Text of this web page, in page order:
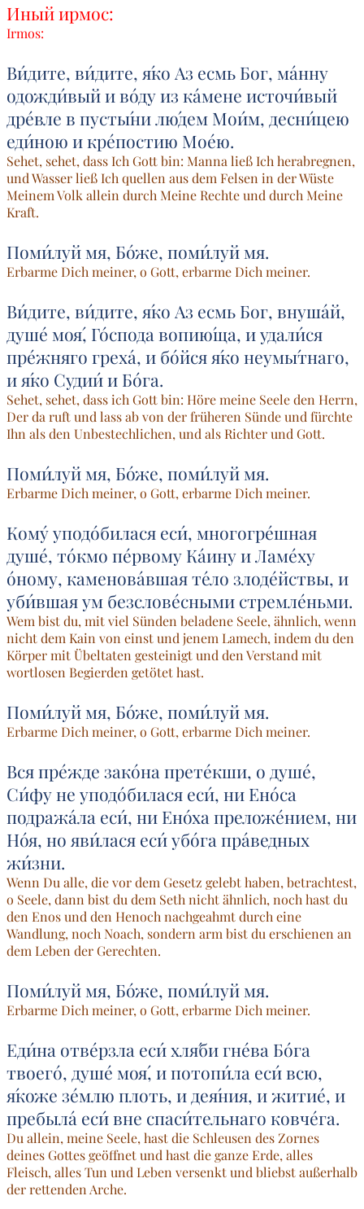
Иный ирмос:
Irmos:
Ви́дите, ви́дите, я́ко Аз есмь Бог, ма́нну
одожди́вый и во́ду из ка́мене источи́вый
дре́вле в пусты́ни лю́дем Мои́м, десни́цею
еди́ною и кре́постию Мое́ю.
Sehet, sehet, dass Ich Gott bin: Manna ließ Ich herabregnen,
und Wasser ließ Ich quellen aus dem Felsen in der Wüste
Meinem Volk allein durch Meine Rechte und durch Meine
Kraft.
Поми́луй мя, Бо́же, поми́луй мя.
Erbarme Dich meiner, o Gott, erbarme Dich meiner.
Ви́дите, ви́дите, я́ко Аз есмь Бог, внуша́й,
душе́ моя́, Го́спода вопию́ща, и удали́ся
пре́жняго греха́, и бо́йся я́ко неумы́тнаго,
и я́ко Судии́ и Бо́га.
Sehet, sehet, dass ich Gott bin: Höre meine Seele den Herrn,
Der da ruft und lass ab von der früheren Sünde und fürchte
Ihn als den Unbestechlichen, und als Richter und Gott.
Поми́луй мя, Бо́же, поми́луй мя.
Erbarme Dich meiner, o Gott, erbarme Dich meiner.
Кому́ уподо́билася еси́, многогре́шная
душе́, то́кмо пе́рвому Ка́ину и Ламе́ху
о́ному, каменова́вшая те́ло злоде́йствы, и
уби́вшая ум безслове́сными стремле́ньми.
Wem bist du, mit viel Sünden beladene Seele, ähnlich, wenn
nicht dem Kain von einst und jenem Lamech, indem du den
Körper mit Übeltaten gesteinigt und den Verstand mit
wortlosen Begierden getötet hast.
Поми́луй мя, Бо́же, поми́луй мя.
Erbarme Dich meiner, o Gott, erbarme Dich meiner.
Вся пре́жде зако́на прете́кши, о душе́,
Си́фу не уподо́билася еси́, ни Ено́са
подража́ла еси́, ни Ено́ха преложе́нием, ни
Но́я, но яви́лася еси́ убо́га пра́ведных
жи́зни.
Wenn Du alle, die vor dem Gesetz gelebt haben, betrachtest,
o Seele, dann bist du dem Seth nicht ähnlich, noch hast du
den Enos und den Henoch nachgeahmt durch eine
Wandlung, noch Noach, sondern arm bist du erschienen an
dem Leben der Gerechten.
Поми́луй мя, Бо́же, поми́луй мя.
Erbarme Dich meiner, o Gott, erbarme Dich meiner.
Еди́на отве́рзла еси́ хля́би гне́ва Бо́га
твоего́, душе́ моя́, и потопи́ла еси́ всю,
я́коже зе́млю плоть, и дея́ния, и житие́, и
пребыла́ еси́ вне спаси́тельнаго ковче́га.
Du allein, meine Seele, hast die Schleusen des Zornes
deines Gottes geöffnet und hast die ganze Erde, alles
Fleisch, alles Tun und Leben versenkt und bliebst außerhalb
der rettenden Arche.